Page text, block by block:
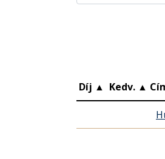
Díj ▲ Kedv. ▲